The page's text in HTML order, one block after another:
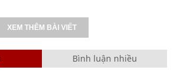
XEM THÊM BÀI VIẾT
Bình luận nhiều